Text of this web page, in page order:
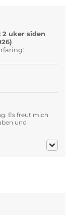
2 uker siden
Es freut mich
und